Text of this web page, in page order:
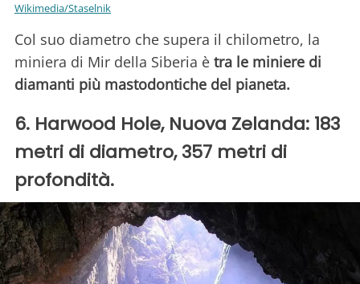
Wikimedia/Staselnik
Col suo diametro che supera il chilometro, la
miniera di Mir della Siberia è tra le miniere di
diamanti più mastodontiche del pianeta.
6. Harwood Hole, Nuova Zelanda: 183
metri di diametro, 357 metri di
profondità.